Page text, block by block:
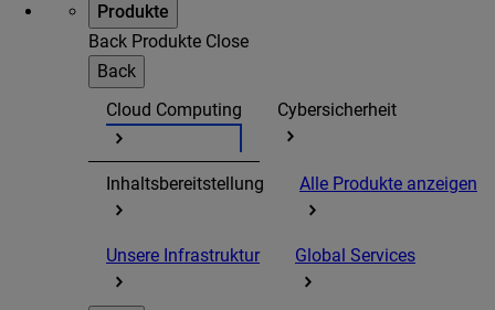
Produkte
Back Produkte Close
Back
Cloud Computing
Cybersicherheit
Inhaltsbereitstellung Alle Produkte anzeigen
Unsere Infrastruktur Global Services